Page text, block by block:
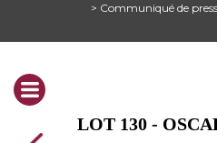
> Communiqué de
LOT 130 -